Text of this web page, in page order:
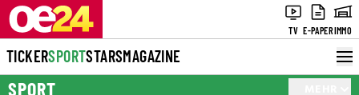
TV E-PAPERIMMO
TICKERSPORTSTARSMAGAZINE
SPORT